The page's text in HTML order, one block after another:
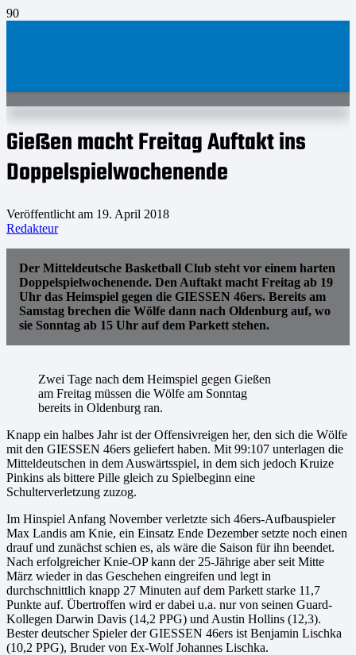
Gießen macht Freitag Auftakt ins
Doppelspielwochenende
Veröffentlicht am 19. April 2018
Redakteur
Der Mitteldeutsche Basketball Club steht vor einem harten
Doppelspielwochenende. Den Auftakt macht Freitag ab 19
Uhr das Heimspiel gegen die GIESSEN 46ers. Bereits am
Samstag brechen die Wölfe dann nach Oldenburg auf, wo
sie Sonntag ab 15 Uhr auf dem Parkett stehen.
Zwei Tage nach dem Heimspiel gegen Gießen
am Freitag müssen die Wölfe am Sonntag
bereits in Oldenburg ran.
Knapp ein halbes Jahr ist der Offensivreigen her, den sich die Wölfe
mit den GIESSEN 46ers geliefert haben. Mit 99:107 unterlagen die
Mitteldeutschen in dem Auswärtsspiel, in dem sich jedoch Kruize
Pinkins als bittere Pille gleich zu Spielbeginn eine
Schulterverletzung zuzog.
Im Hinspiel Anfang November verletzte sich 46ers-Aufbauspieler
Max Landis am Knie, ein Einsatz Ende Dezember setzte noch einen
drauf und zunächst schien es, als wäre die Saison für ihn beendet.
Nach erfolgreicher Knie-OP kann der 25-Jährige aber seit Mitte
März wieder in das Geschehen eingreifen und legt in
durchschnittlich knapp 27 Minuten auf dem Parkett starke 11,7
Punkte auf. Übertroffen wird er dabei u.a. nur von seinen Guard-
Kollegen Darwin Davis (14,2 PPG) und Austin Hollins (12,3).
Bester deutscher Spieler der GIESSEN 46ers ist Benjamin Lischka
(10,2 PPG), Bruder von Ex-Wolf Johannes Lischka.